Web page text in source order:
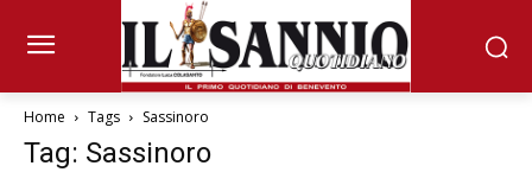
Home Tags Sassinoro
Tag: Sassinoro